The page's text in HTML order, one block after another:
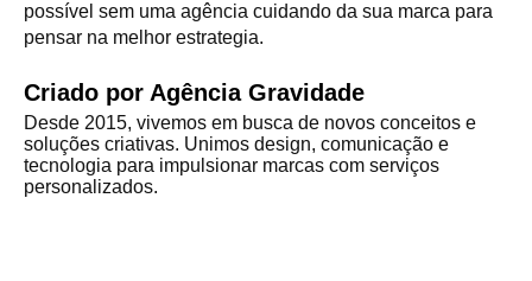
possível sem uma agência cuidando da sua marca para
pensar na melhor estrategia.
Criado por Agência Gravidade
Desde 2015, vivemos em busca de novos conceitos e
soluções criativas. Unimos design, comunicação e
tecnologia para impulsionar marcas com serviços
personalizados.